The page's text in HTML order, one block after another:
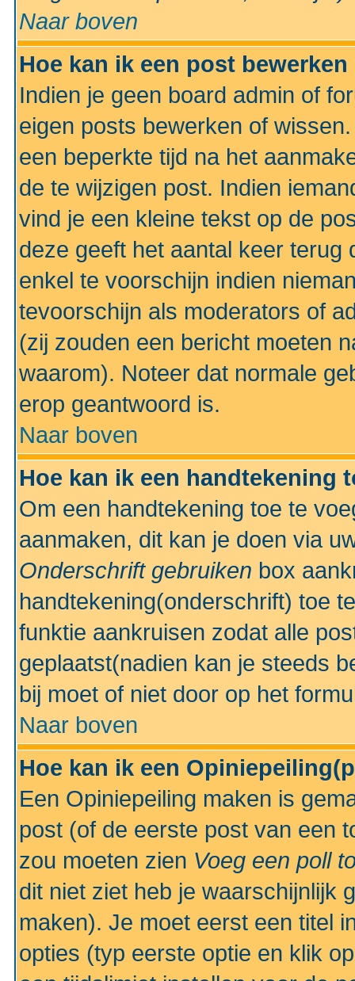
Naar boven
Hoe kan ik een post
Indien je geen board admin of
eigen posts bewerken of
een beperkte tijd na het
de te wijzigen post. Indien
vind je een kleine tekst op de
deze geeft het aantal keer terug
enkel te voorschijn indien
tevoorschijn als moderators of
(zij zouden een bericht moeten
waarom). Noteer dat normale
erop geantwoord is.
Naar boven
Hoe kan ik een handtekening
Om een handtekening toe te
aanmaken, dit kan je doen via
Onderschrift gebruiken box
handtekening(onderschrift) toe
funktie aankruisen zodat alle
geplaatst(nadien kan je steeds
bij moet of niet door op het
Naar boven
Hoe kan ik een
Een Opiniepeiling maken is
post (of de eerste post van een
zou moeten zien Voeg een poll
dit niet ziet heb je waarschijnlijk
maken). Je moet eerst een titel
opties (typ eerste optie en klik